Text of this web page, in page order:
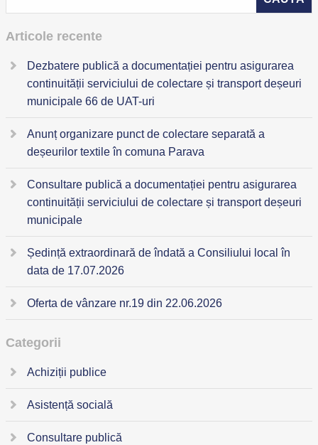
Articole recente
Dezbatere publică a documentației pentru asigurarea
continuității serviciului de colectare și transport deșeuri
municipale 66 de UAT-uri
Anunț organizare punct de colectare separată a
deșeurilor textile în comuna Parava
Consultare publică a documentației pentru asigurarea
continuității serviciului de colectare și transport deșeuri
municipale
Ședință extraordinară de îndată a Consiliului local în
data de 17.07.2026
Oferta de vânzare nr.19 din 22.06.2026
Categorii
Achiziții publice
Asistență socială
Consultare publică